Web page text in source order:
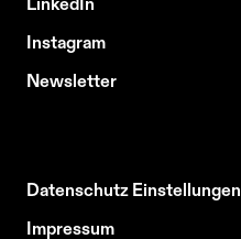
Instagram
Newsletter
Datenschutz Einstellungen
Impressum